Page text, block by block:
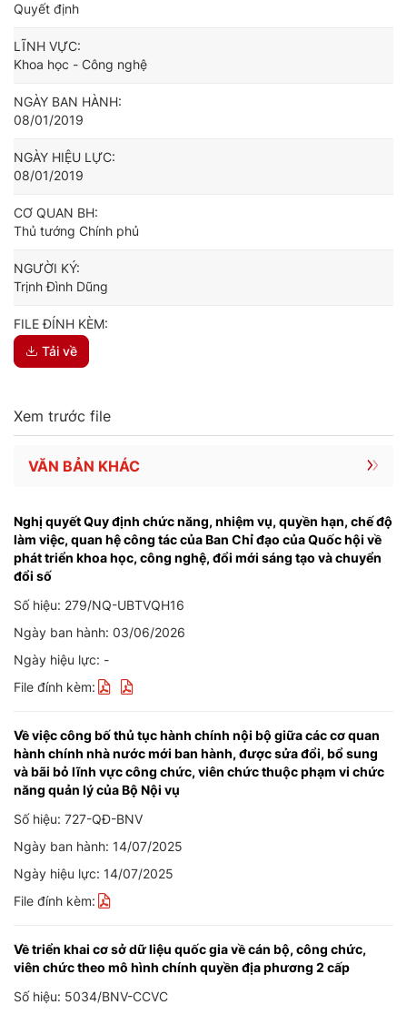
Quyết định
LĨNH VỰC:
Khoa học - Công nghệ
NGÀY BAN HÀNH:
08/01/2019
NGÀY HIỆU LỰC:
08/01/2019
CƠ QUAN BH:
Thủ tướng Chính phủ
NGƯỜI KÝ:
Trịnh Đình Dũng
FILE ĐÍNH KÈM:
Tải về
Xem trước file
VĂN BẢN KHÁC
Nghị quyết Quy định chức năng, nhiệm vụ, quyền hạn, chế độ
làm việc, quan hệ công tác của Ban Chỉ đạo của Quốc hội về
phát triển khoa học, công nghệ, đổi mới sáng tạo và chuyển
đổi số
Số hiệu: 279/NQ-UBTVQH16
Ngày ban hành: 03/06/2026
Ngày hiệu lực: -
File đính kèm:
Về việc công bố thủ tục hành chính nội bộ giữa các cơ quan
hành chính nhà nước mới ban hành, được sửa đổi, bổ sung
và bãi bỏ lĩnh vực công chức, viên chức thuộc phạm vi chức
năng quản lý của Bộ Nội vụ
Số hiệu: 727-QĐ-BNV
Ngày ban hành: 14/07/2025
Ngày hiệu lực: 14/07/2025
File đính kèm:
Về triển khai cơ sở dữ liệu quốc gia về cán bộ, công chức,
viên chức theo mô hình chính quyền địa phương 2 cấp
Số hiệu: 5034/BNV-CCVC